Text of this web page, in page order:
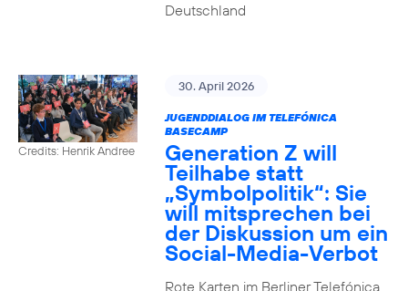
Deutschland
Credits: Henrik Andree
30. April 2026
JUGENDDIALOG IM TELEFÓNICA
BASECAMP
Generation Z will
Teilhabe statt
„Symbolpolitik“: Sie
will mitsprechen bei
der Diskussion um ein
Social-Media-Verbot
Rote Karten im Berliner Telefónica